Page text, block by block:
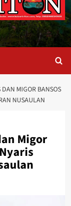
MIGOR BANSOS
NUSAULAN
Migor